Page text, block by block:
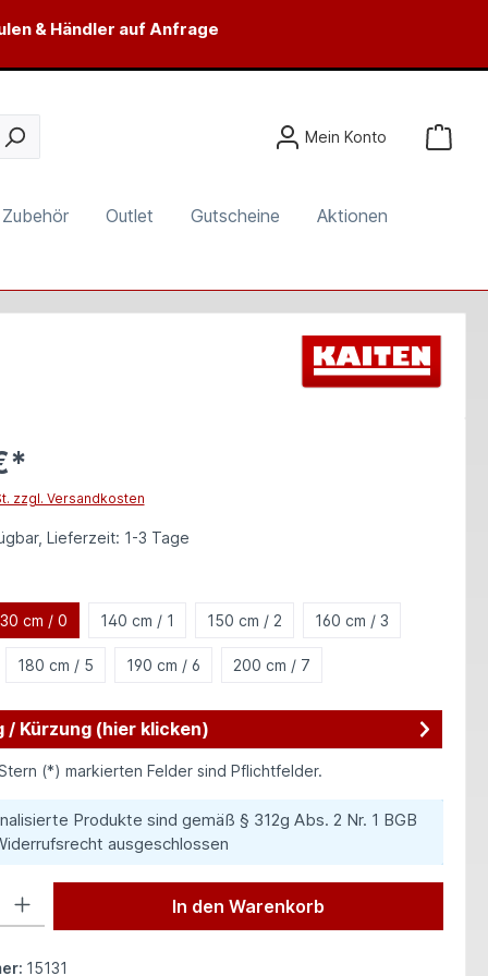
& Händler auf Anfrage
Mein Konto
Zubehör Outlet Gutscheine Aktionen
zzgl. Versandkosten
Lieferzeit: 1-3 Tage
cm / 0 140 cm / 1 150 cm / 2 160 cm / 3
180 cm / 5 190 cm / 6 200 cm / 7
/ Kürzung (hier klicken)
(*) markierten Felder sind Pflichtfelder.
Produkte sind gemäß § 312g Abs. 2 Nr. 1 BGB
ausgeschlossen
In den Warenkorb
15131